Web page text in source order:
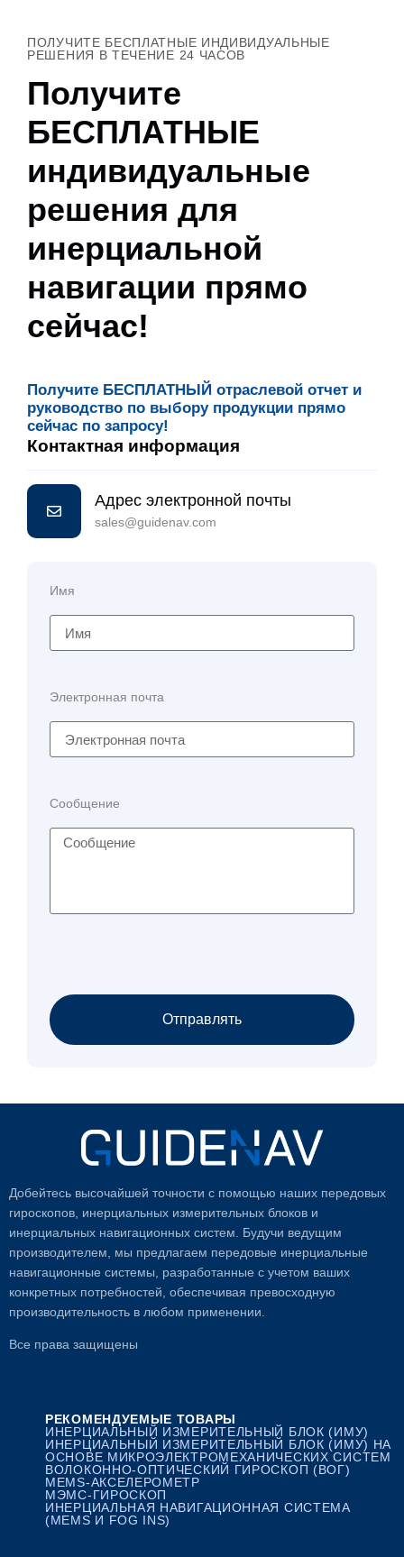
ПОЛУЧИТЕ БЕСПЛАТНЫЕ ИНДИВИДУАЛЬНЫЕ
РЕШЕНИЯ В ТЕЧЕНИЕ 24 ЧАСОВ
Получите
БЕСПЛАТНЫЕ
индивидуальные
решения для
инерциальной
навигации прямо
сейчас!
Получите БЕСПЛАТНЫЙ отраслевой отчет и
руководство по выбору продукции прямо
сейчас по запросу!
Контактная информация
Адрес электронной почты
sales@guidenav.com
Имя
Электронная почта
Сообщение
Отправлять
Добейтесь высочайшей точности с помощью наших передовых
гироскопов, инерциальных измерительных блоков и
инерциальных навигационных систем. Будучи ведущим
производителем, мы предлагаем передовые инерциальные
навигационные системы, разработанные с учетом ваших
конкретных потребностей, обеспечивая превосходную
производительность в любом применении.
Все права защищены
РЕКОМЕНДУЕМЫЕ ТОВАРЫ
ИНЕРЦИАЛЬНЫЙ ИЗМЕРИТЕЛЬНЫЙ БЛОК (ИМУ)
ИНЕРЦИАЛЬНЫЙ ИЗМЕРИТЕЛЬНЫЙ БЛОК (ИМУ) НА
ОСНОВЕ МИКРОЭЛЕКТРОМЕХАНИЧЕСКИХ СИСТЕМ
ВОЛОКОННО-ОПТИЧЕСКИЙ ГИРОСКОП (ВОГ)
MEMS-АКСЕЛЕРОМЕТР
МЭМС-ГИРОСКОП
ИНЕРЦИАЛЬНАЯ НАВИГАЦИОННАЯ СИСТЕМА
(MEMS И FOG INS)